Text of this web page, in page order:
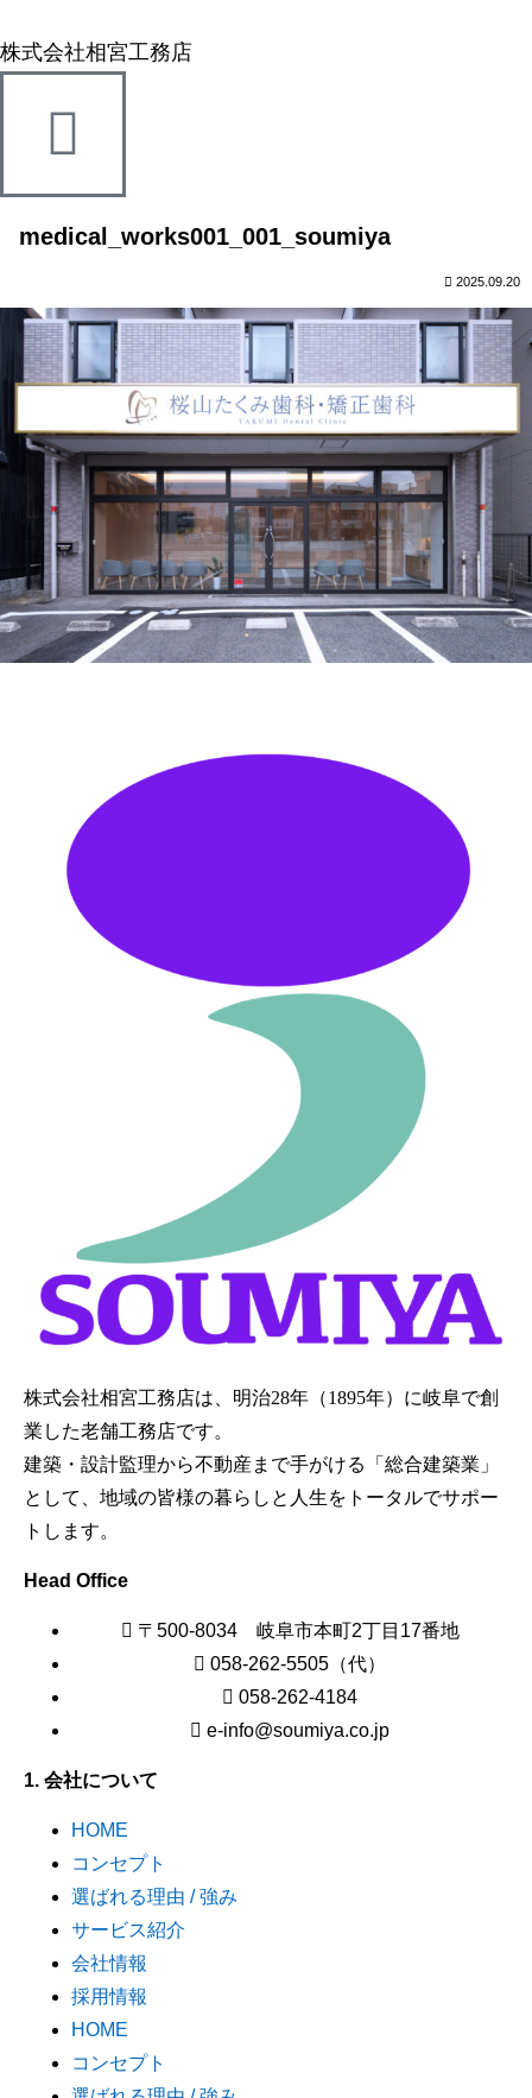
株式会社相宮工務店
medical_works001_001_soumiya
2025.09.20
株式会社相宮工務店は、 明治28年（1895年）に岐阜で創
業した老舗工務店です。
建築・設計監理から不動産まで手がける「総合建築業」
として、地域の皆様の暮らしと人生をトータルでサポー
トします。
Head Office
〒500-8034 岐阜市本町2丁目17番地
058-262-5505（代）
058-262-4184
e-info@soumiya.co.jp
1. 会社について
HOME
コンセプト
選ばれる理由 / 強み
サービス紹介
会社情報
採用情報
HOME
コンセプト